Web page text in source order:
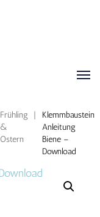
Frühling
&
Ostern
|
Klemmbaustein
Anleitung
Biene –
Download